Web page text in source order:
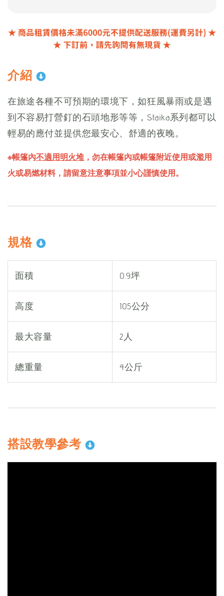
介紹
在旅途各種不可預期的環境下，如狂風暴雨或是遇
到不容易打營釘的石頭地形等等，Staika系列都可以
輕易的應付並提供您最安心、舒適的夜晚。
※帳篷內不適用明火堆 ，勿在帳篷內或帳篷附近使用或濫用
火或易燃材料，請留意注意事項並小心謹慎使用。
規格
面積 0.9坪
高度 105公分
最大容量 2人
總重量 4公斤
搭設教學參考